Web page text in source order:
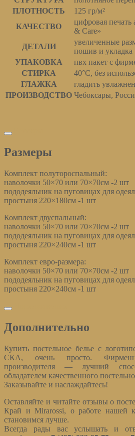
ПЛОТНОСТЬ
125 гр/м²
КАЧЕСТВО
цифровая
& Care»
ДЕТАЛИ
увеличенные
пошив и укладка
УПАКОВКА
пвх пакет с
СТИРКА
40°С, без
ГЛАЖКА
гладить
ПРОИЗВОДСТВО Чебоксары,
Размеры
Комплект полутороспальный:
наволочки 50×70 или 70×70см -2 шт
пододеяльник на пуговицах для
простыня 220×180см -1 шт
Комплект двуспальный:
наволочки 50×70 или 70×70см -2 шт
пододеяльник на пуговицах для
простыня 220×240см -1 шт
Комплект евро-размера:
наволочки 50×70 или 70×70см -2 шт
пододеяльник на пуговицах для
простыня 220×240см -1 шт
Дополнительно
Купить постельное белье с
СКА, очень просто.
производителя — лучший
обладателем качественного
Заказывайте и наслаждайтесь!
Оставляйте и читайте отзывы о
Край и Mirarossi, о работе нашей
становимся лучше.
Всегда рады вас услышать и